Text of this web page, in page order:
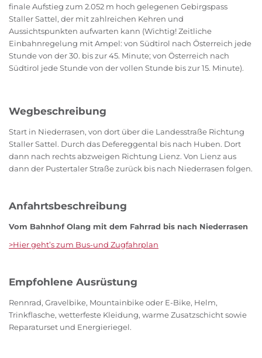
finale Aufstieg zum 2.052 m hoch gelegenen Gebirgspass
Staller Sattel, der mit zahlreichen Kehren und
Aussichtspunkten aufwarten kann (Wichtig! Zeitliche
Einbahnregelung mit Ampel: von Südtirol nach Österreich jede
Stunde von der 30. bis zur 45. Minute; von Österreich nach
Südtirol jede Stunde von der vollen Stunde bis zur 15. Minute).
Wegbeschreibung
Start in Niederrasen, von dort über die Landesstraße Richtung
Staller Sattel. Durch das Defereggental bis nach Huben. Dort
dann nach rechts abzweigen Richtung Lienz. Von Lienz aus
dann der Pustertaler Straße zurück bis nach Niederrasen folgen.
Anfahrtsbeschreibung
Vom Bahnhof Olang mit dem Fahrrad bis nach Niederrasen
>Hier geht’s zum Bus-und Zugfahrplan
Empfohlene Ausrüstung
Rennrad, Gravelbike, Mountainbike oder E-Bike, Helm,
Trinkflasche, wetterfeste Kleidung, warme Zusatzschicht sowie
Reparaturset und Energieriegel.